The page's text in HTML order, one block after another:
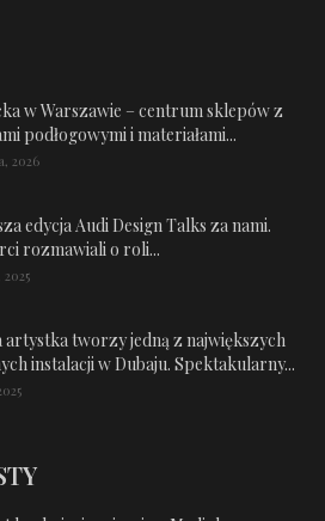
w Warszawie – centrum sklepów z
podłogowymi i materiałami...
2026
edycja Audi Design Talks za nami.
rozmawiali o roli...
artystka tworzy jedną z największych
instalacji w Dubaju. Spektakularny...